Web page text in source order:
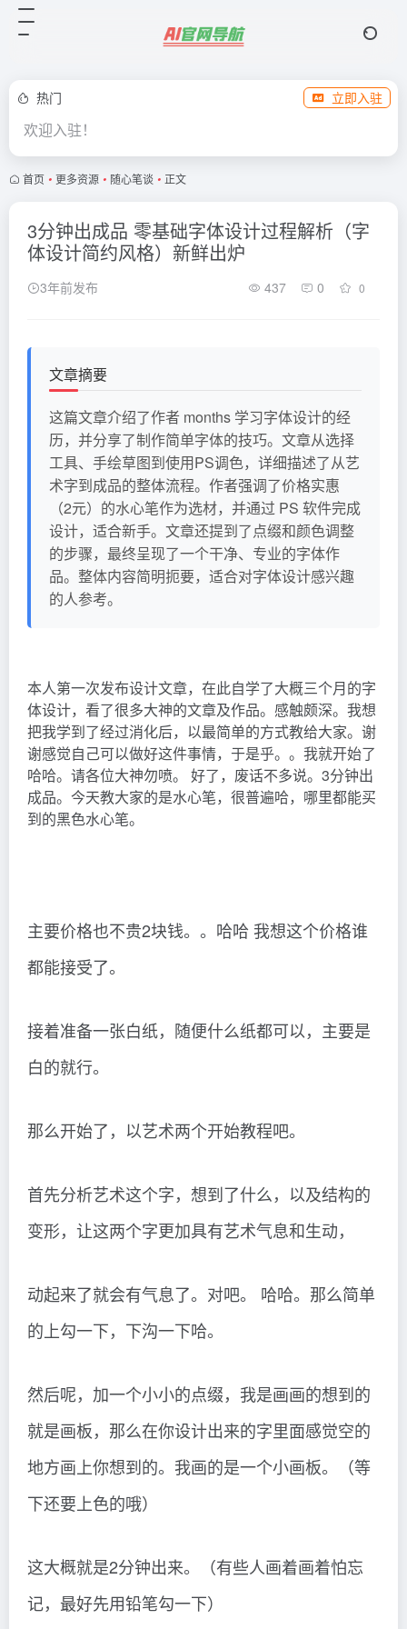
热门 立即入驻
欢迎入驻！
首页 • 更多资源 • 随心笔谈 • 正文
3分钟出成品 零基础字体设计过程解析（字
体设计简约风格）新鲜出炉
3年前发布 437 0 0
文章摘要
这篇文章介绍了作者 months 学习字体设计的经
历，并分享了制作简单字体的技巧。文章从选择
工具、手绘草图到使用PS调色，详细描述了从艺
术字到成品的整体流程。作者强调了价格实惠
（2元）的水心笔作为选材，并通过 PS 软件完成
设计，适合新手。文章还提到了点缀和颜色调整
的步骤，最终呈现了一个干净、专业的字体作
品。整体内容简明扼要，适合对字体设计感兴趣
的人参考。
本人第一次发布设计文章，在此自学了大概三个月的字
体设计，看了很多大神的文章及作品。感触颇深。我想
把我学到了经过消化后，以最简单的方式教给大家。谢
谢感觉自己可以做好这件事情，于是乎。。我就开始了
哈哈。请各位大神勿喷。 好了，废话不多说。3分钟出
成品。今天教大家的是水心笔，很普遍哈，哪里都能买
到的黑色水心笔。
主要价格也不贵2块钱。。哈哈 我想这个价格谁
都能接受了。
接着准备一张白纸，随便什么纸都可以，主要是
白的就行。
那么开始了，以艺术两个开始教程吧。
首先分析艺术这个字，想到了什么，以及结构的
变形，让这两个字更加具有艺术气息和生动，
动起来了就会有气息了。对吧。 哈哈。那么简单
的上勾一下，下沟一下哈。
然后呢，加一个小小的点缀，我是画画的想到的
就是画板，那么在你设计出来的字里面感觉空的
地方画上你想到的。我画的是一个小画板。（等
下还要上色的哦）
这大概就是2分钟出来。（有些人画着画着怕忘
记，最好先用铅笔勾一下）